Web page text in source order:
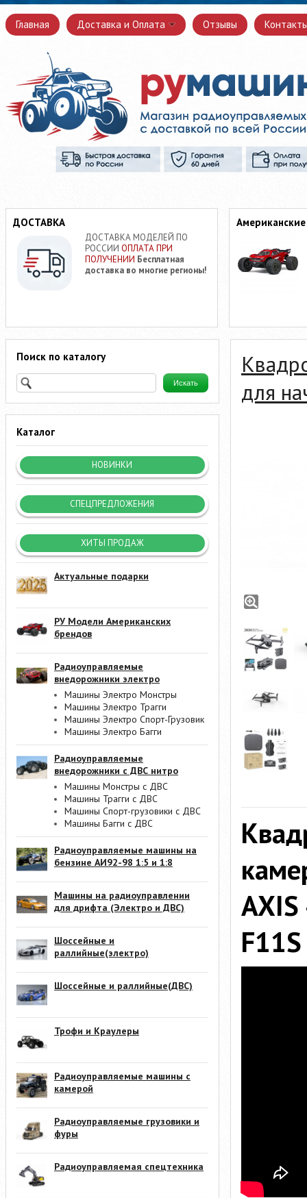
Главная Доставка и Оплата Отзывы
ДОСТАВКА
ДОСТАВКА МОДЕЛЕЙ ПО
РОССИИ ОПЛАТА ПРИ
ПОЛУЧЕНИИ Бесплатная
доставка во многие регионы!
Поиск по каталогу
Каталог
НОВИНКИ
СПЕЦПРЕДЛОЖЕНИЯ
ХИТЫ ПРОДАЖ
Актуальные подарки
РУ Модели Американских
брендов
Радиоуправляемые
внедорожники электро
Машины Электро Монстры
Машины Электро Трагги
Машины Электро Спорт-Грузовик
Машины Электро Багги
Радиоуправляемые
внедорожники с ДВС нитро
Машины Монстры с ДВС
Машины Трагги с ДВС
Машины Спорт-грузовики с ДВС
Машины Багги с ДВС
Радиоуправляемые машины на
бензине АИ92-98 1:5 и 1:8
Машины на радиоуправлении
для дрифта (Электро и ДВС)
Шоссейные и
раллийные(электро)
Шоссейные и раллийные(ДВС)
Трофи и Краулеры
Радиоуправляемые машины с
камерой
Радиоуправляемые грузовики и
фуры
Радиоуправляемая спецтехника
для
AXIS